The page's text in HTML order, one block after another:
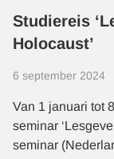
Studiereis
Holocaust’
6 september 2024
Van 1 januari tot
seminar
seminar